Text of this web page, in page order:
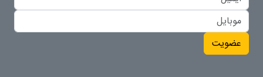
عضویت